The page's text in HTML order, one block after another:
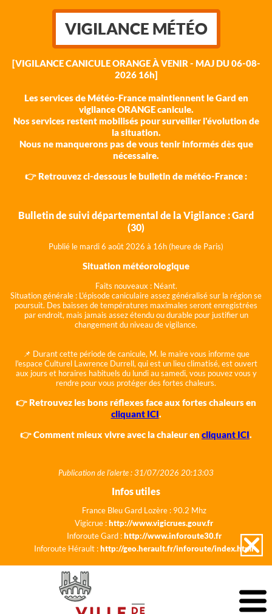
VIGILANCE MÉTÉO
[VIGILANCE CANICULE ORANGE À VENIR - MAJ DU 06-08-
2026 16h]
Les services de Météo-France maintiennent le Gard en
vigilance ORANGE canicule.
Nos services restent mobilisés pour surveiller l'évolution de
la situation.
Nous ne manquerons pas de vous tenir informés dès que
nécessaire.
👉 Retrouvez ci-dessous le bulletin de météo-France :
Bulletin de suivi départemental de la Vigilance : Gard
(30)
Publié le mardi 6 août 2026 à 16h (heure de Paris)
Situation météorologique
Faits nouveaux : Néant.
Situation générale : L'épisode caniculaire assez généralisé sur la région se
poursuit. Des baisses de températures maximales seront enregistrées
par endroit, mais jamais assez étendu ou durable pour justifier un
changement du niveau de vigilance.
📌 Durant cette période de canicule, M. le maire vous informe que
l'espace Culturel Lawrence Durrell, qui est un lieu climatisé, est ouvert
aux jours et horaires habituels du lundi au samedi, vous pouvez vous y
rendre pour vous protéger des fortes chaleurs.
👉 Retrouvez les bons réflexes face aux fortes chaleurs en
cliquant ICI.
👉 Comment mieux vivre avec la chaleur en cliquant ICI.
Publication de l'alerte : 31/07/2026 20:13:03
Infos utiles
France Bleu Gard Lozère : 90.2 Mhz
Vigicrue :http://www.vigicrues.gouv.fr
Inforoute Gard :http://www.inforoute30.fr
Inforoute Hérault :http://geo.herault.fr/inforoute/index.html